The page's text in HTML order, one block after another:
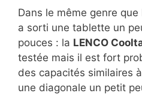
Dans le même genre
a sorti une tablette un
pouces : la LENCO
testée mais il est fort
des capacités similaires
une diagonale un petit